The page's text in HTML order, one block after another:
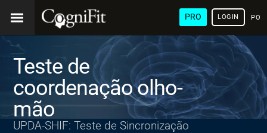
PRO LOGIN
Teste de
coordenação olho-
mão
UPDA-SHIF: Teste de Sincronização